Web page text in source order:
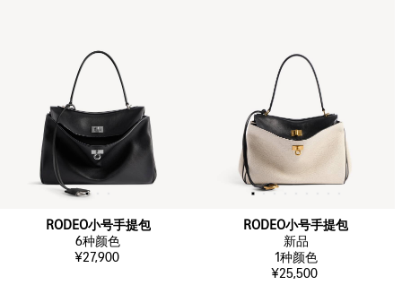
RODEO小号手提包
6种颜色
¥27,900
RODEO小号手提包
新品
1种颜色
¥25,500